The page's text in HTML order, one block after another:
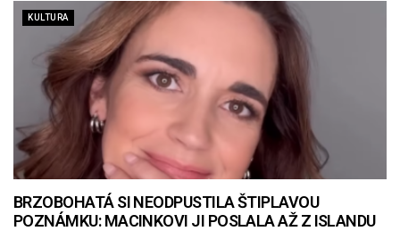
KULTURA
BRZOBOHATÁ SI NEODPUSTILA ŠTIPLAVOU
POZNÁMKU: MACINKOVI JI POSLALA AŽ Z ISLANDU